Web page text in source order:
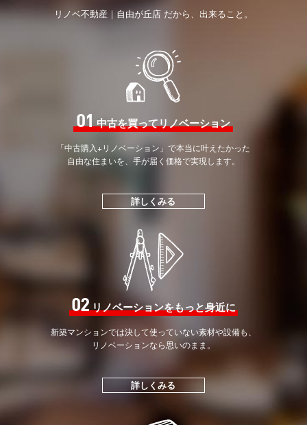
リノベ不動産｜自由が丘店 だから、出来ること。
01中古を買ってリノベーション
「中古購入+リノベーション」で本当に叶えたかった
自由な住まいを、手が届く価格で実現します。
詳しくみる
02リノベーションをもっと身近に
新築マンションでは決して使っていない素材や設備も、
リノベーションなら思いのまま。
詳しくみる